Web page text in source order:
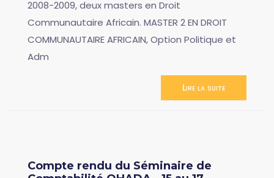
2008-2009, deux masters en Droit
Communautaire Africain. MASTER 2 EN DROIT
COMMUNAUTAIRE AFRICAIN, Option Politique et
Adm
Lire la suite
Compte rendu du Séminaire de